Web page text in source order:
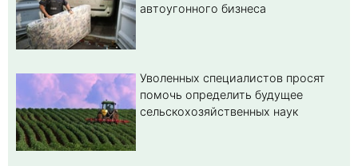
автоугонного бизнеса
Уволенных специалистов просят
помочь определить будущее
сельскохозяйственных наук